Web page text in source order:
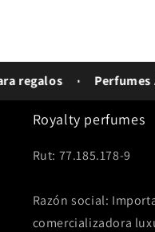
Perfumes
Royalty perfumes
Rut: 77.185.178-9
Razón social:
comercializadora